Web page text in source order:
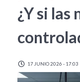
¿Y si
17 JUNIO 2026 - 17:03